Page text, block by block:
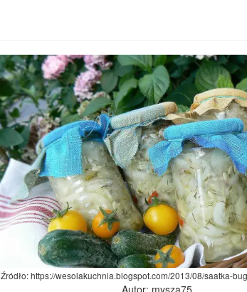
Źródło: https://wesolakuchnia.blogspot.com/2013/08/saatka-
Autor: mysza75